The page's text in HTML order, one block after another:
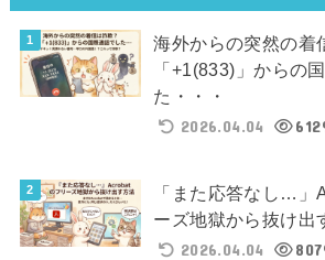
海外からの突然の着
「+1(833)」からの
た・・・
2026.04.04
「また応答なし…」
ーズ地獄から抜け出
2026.04.04